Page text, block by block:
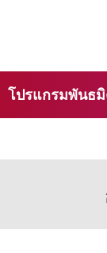
โปรแกรมพันธ